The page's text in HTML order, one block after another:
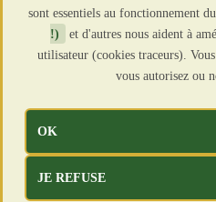
sont essentiels au fonctionnement
!)
et d'autres nous aident à
utilisateur (cookies traceurs).
vous autorisez ou
OK
JE REFUSE